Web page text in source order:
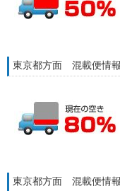
東京都方面 混載便情報
東京都方面 混載便情報